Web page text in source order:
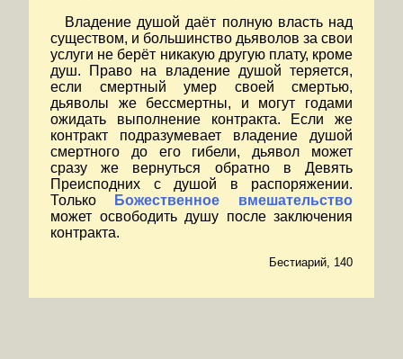
Владение душой даёт полную власть над
существом, и большинство дьяволов за свои
услуги не берёт никакую другую плату, кроме
душ. Право на владение душой теряется,
если смертный умер своей смертью,
дьяволы же бессмертны, и могут годами
ожидать выполнение контракта. Если же
контракт подразумевает владение душой
смертного до его гибели, дьявол может
сразу же вернуться обратно в Девять
Преисподних с душой в распоряжении.
Только
Божественное вмешательство
может освободить душу после заключения
контракта.
Бестиарий, 140